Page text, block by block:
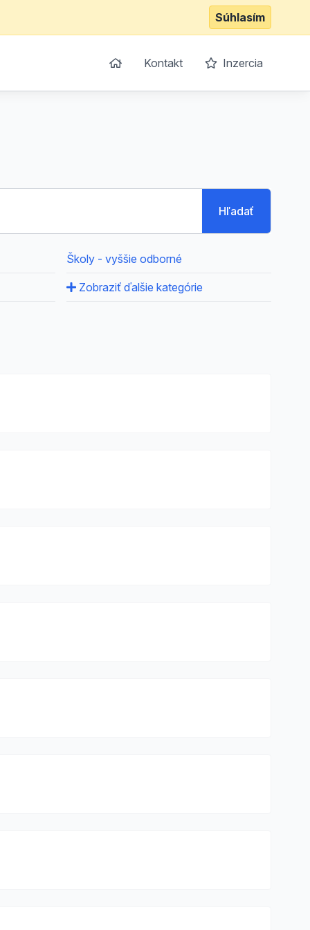
Súhlasím
Kontakt Inzercia
Hľadať
Školy - vyššie odborné
Zobraziť ďalšie kategórie